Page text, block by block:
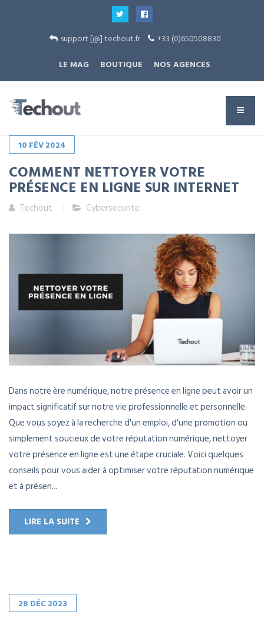
support [@] techout.fr
+33 (0)650508830
LE MAG
BOUTIQUE NOS AGENCES
10 FÉV2024
COMMENT NETTOYER VOTRE
PRÉSENCE EN LIGNE SUR INTERNET
Techout Cybersecurite
Dans notre ère numérique, notre présence en ligne peut avoir un
impact significatif sur notre vie professionnelle et personnelle.
Que vous soyez à la recherche d'un emploi, d'une promotion ou
simplement soucieux de votre réputation numérique, nettoyer
votre présence en ligne est une étape cruciale. Voici quelques
conseils pour vous aider à optimiser votre réputation numérique
et à présen...
LIRE LA SUITE
28 DÉC2023